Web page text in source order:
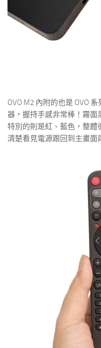
OVO M2 內附的也是 OVO
器，握持手感非常棒！霧
特別的則是紅、藍色，整體
清楚看見電源跟回到主畫面